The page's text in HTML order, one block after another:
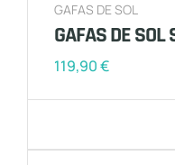
GAFAS DE SOL
GAFAS DE SOL
119,90€